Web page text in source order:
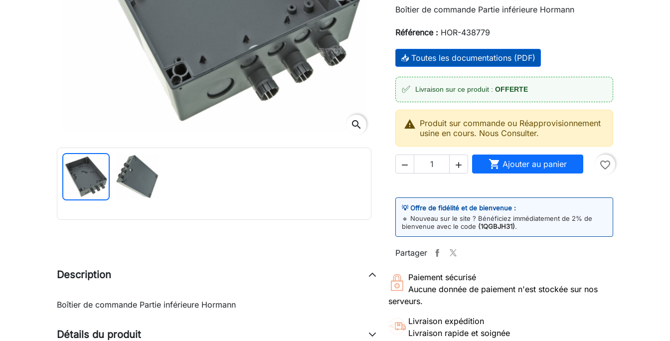
search
Boîtier de commande Partie inférieure Hormann
Référence : HOR-438779
📥 Toutes les documentations (PDF)
✅ Livraison sur ce produit : OFFERTE
 Produit sur commande ou Réapprovisionnement
usine en cours. Nous Consulter.
   Ajouter au panier favorite_border
💡 Offre de fidélité et de bienvenue :
🔹 Nouveau sur le site ? Bénéficiez immédiatement de 2% de
bienvenue avec le code (1QGBJH31).
Partager
Paiement sécurisé
Aucune donnée de paiement n'est stockée sur nos
serveurs.
Livraison expédition
Livraison rapide et soignée
Description
Boîtier de commande Partie inférieure Hormann
Détails du produit